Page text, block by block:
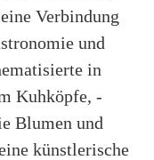
Verbindung
und
in
Kuhköpfe, -
Blumen und
künstlerische